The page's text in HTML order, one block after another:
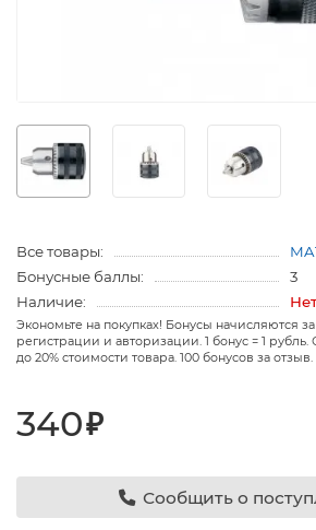
Все товары:
Бонусные баллы:
3
Наличие:
Экономьте на покупках! Бонусы начисляются
регистрации и авторизации. 1 бонус = 1
до 20% стоимости товара. 100 бонусов за отзыв.
340₽
Сообщить о